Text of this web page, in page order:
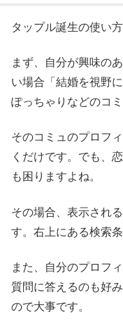
タップル誕生の使い
まず、自分が興味の
い場合「結婚を視野
ぽっちゃりなどのコ
そのコミュのプロフ
くだけです。でも、
も困りますよね。
その場合、表示され
す。右上にある検索条
また、自分のプロフ
質問に答えるのも好
ので大事です。